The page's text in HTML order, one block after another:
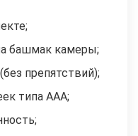
башмак камеры;
препятствий);
типа ААА;